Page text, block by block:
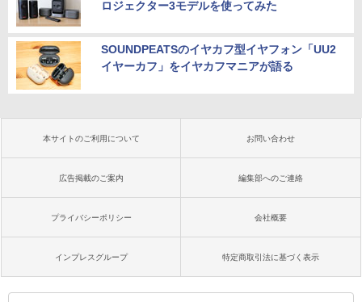
ロジェクター3モデルを使ってみた
SOUNDPEATSのイヤカフ型イヤフォン「UU2
イヤーカフ」をイヤカフマニアが語る
本サイトのご利用について お問い合わせ
広告掲載のご案内 編集部へのご連絡
プライバシーポリシー 会社概要
インプレスグループ 特定商取引法に基づく表示